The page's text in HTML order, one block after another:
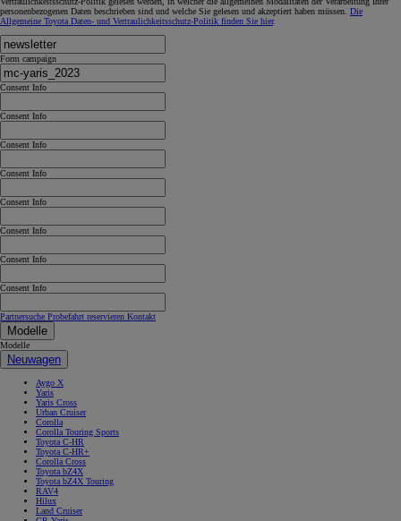
personenbezogenen Daten beschrieben sind und welche Sie gelesen und akzeptiert haben müssen. Die
Allgemeine Toyota Daten- und Vertraulichkeitsschutz-Politik finden Sie hier.
Form campaign
Consent Info
Consent Info
Consent Info
Consent Info
Consent Info
Consent Info
Consent Info
Consent Info
Partnersuche Probefahrt reservieren Kontakt
Modelle
Modelle
Neuwagen
Aygo X
Yaris
Yaris Cross
Urban Cruiser
Corolla
Corolla Touring Sports
Toyota C-HR
Toyota C-HR+
Corolla Cross
Toyota bZ4X
Toyota bZ4X Touring
RAV4
Hilux
Land Cruiser